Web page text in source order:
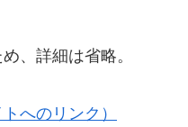
、詳細は省略。
へのリンク）